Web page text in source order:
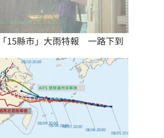
15縣市」大雨特報　一路下到